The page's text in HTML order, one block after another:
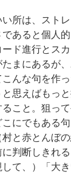
所は、スト
あると個人
ド進行とス
まにあるが
んな句を作
思えばもっ
こと。狙っ
にでもある
と赤とんぼ
判断しきれ
て、）「大